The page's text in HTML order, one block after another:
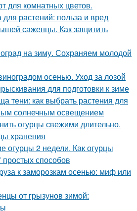
для комнатных цветов.
растений: польза и вред
саженцы. Как защитить
на зиму. Сохраняем молодой
осенью. Уход за лозой
для подготовки к зиме
тени: как выбрать растения для
солнечным освещением
огурцы свежими длительно.
хранения
огурцы 2 недели. Как огурцы
способов
к заморозкам осенью: миф или
от грызунов зимой: